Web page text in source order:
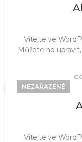
Vítejte ve
Můžete ho
NEZAŘAZENÉ
Vítejte ve